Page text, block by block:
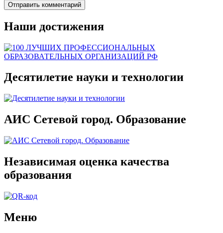
Наши достижения
Десятилетие науки и технологии
АИС Сетевой город. Образование
Независимая оценка качества
образования
Меню